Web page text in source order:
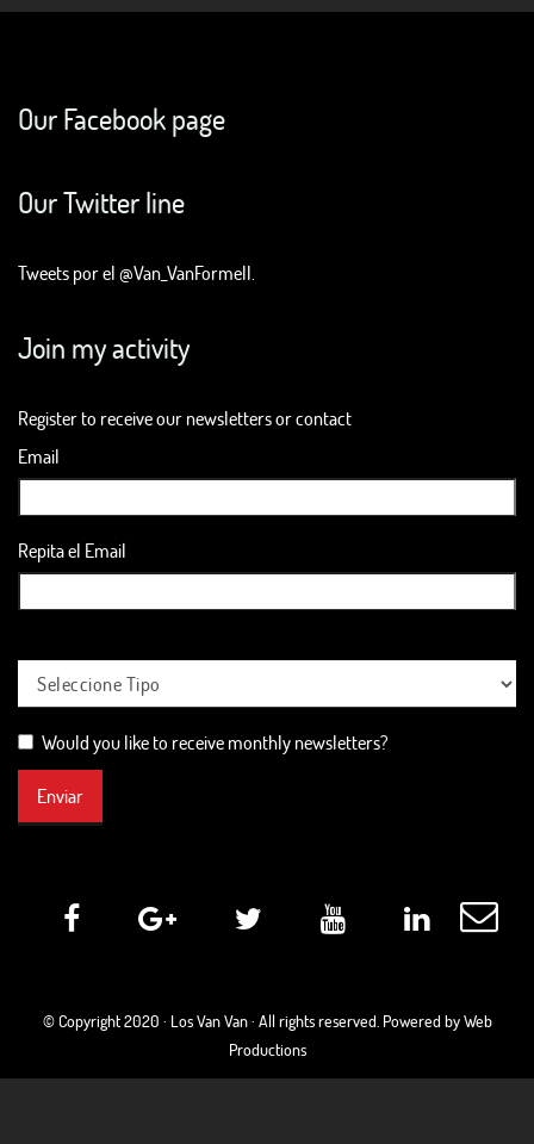
Our Facebook page
Our Twitter line
Tweets por el @Van_VanFormell.
Join my activity
Register to receive our newsletters or contact
Email
Repita el Email
Would you like to receive monthly newsletters?
Enviar
© Copyright 2020 · Los Van Van· All rights reserved. Powered by Web
Productions